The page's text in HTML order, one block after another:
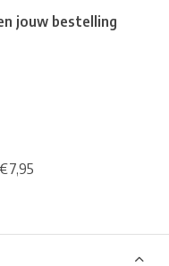
jouw bestelling